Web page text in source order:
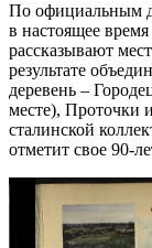
По официальным
в настоящее
рассказывают
результате
деревень –
месте), Проточки
сталинской
отметит свое 90-